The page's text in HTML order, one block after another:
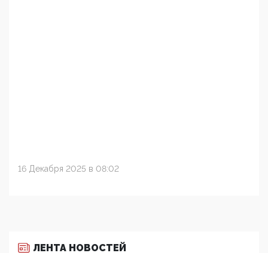
16 Декабря 2025 в 08:02
ЛЕНТА НОВОСТЕЙ